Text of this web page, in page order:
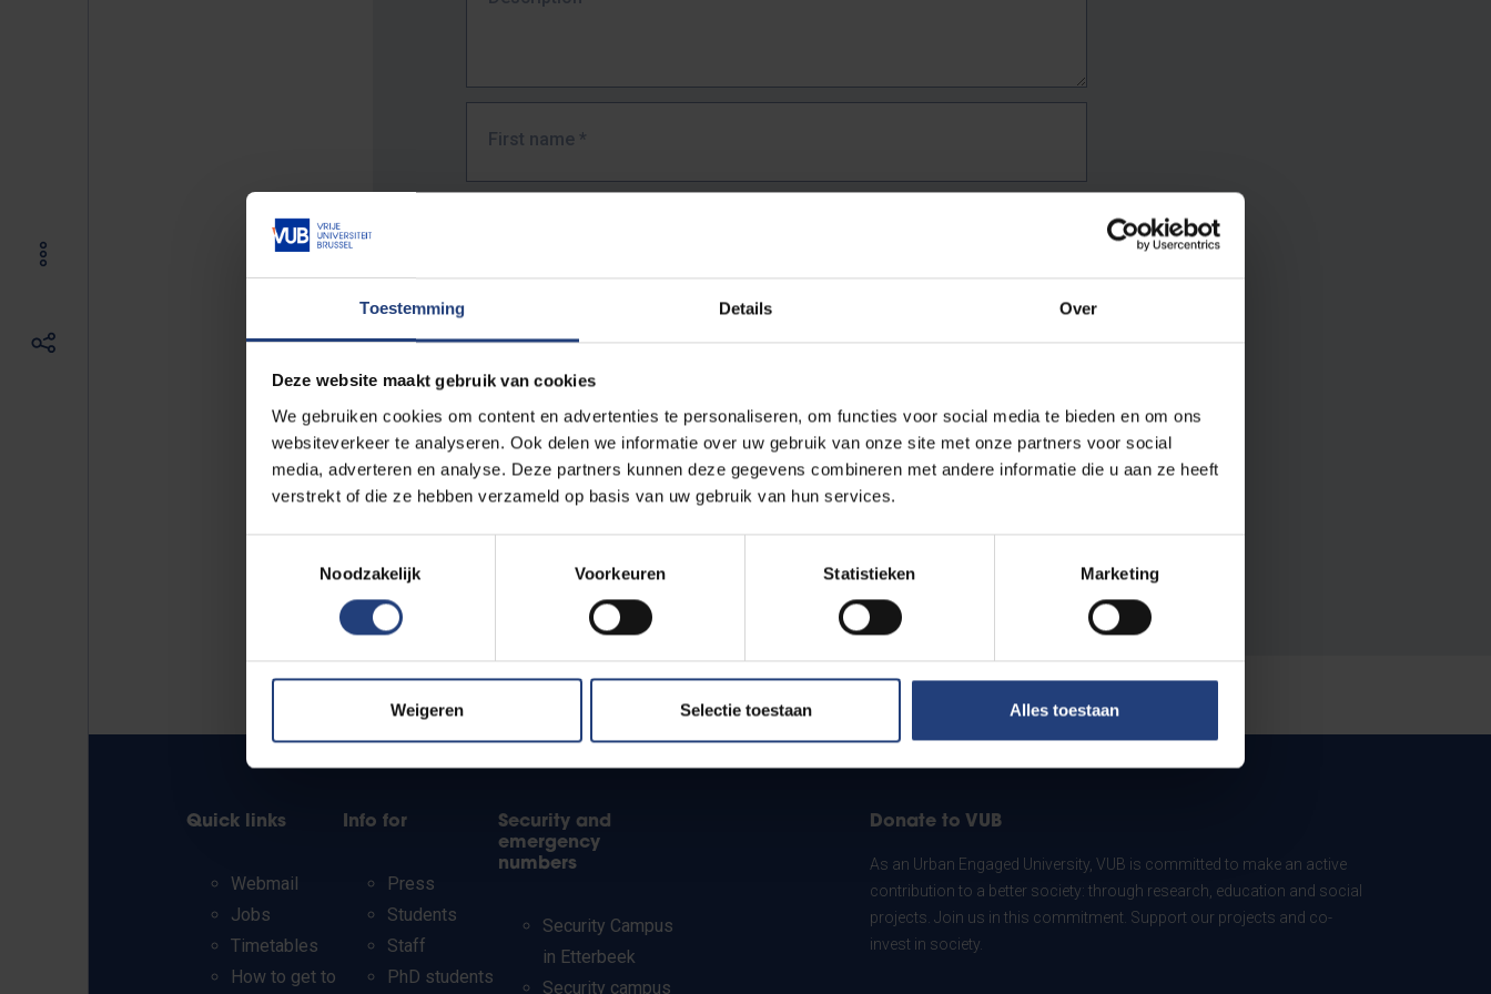
Toestemming Details Over
Deze website maakt gebruik van cookies
We gebruiken cookies om content en advertenties te personaliseren, om functies voor social media te bieden en om ons
websiteverkeer te analyseren. Ook delen we informatie over uw gebruik van onze site met onze partners voor social
media, adverteren en analyse. Deze partners kunnen deze gegevens combineren met andere informatie die u aan ze heeft
verstrekt of die ze hebben verzameld op basis van uw gebruik van hun services.
Noodzakelijk
Voorkeuren Statistieken Marketing
Weigeren Selectie toestaan Alles toestaan
First name *
The full URL of the page where you encountered the error.
E.g. https://www.vub.be/nl/studeren-aan-de-vub/alle-opleidingen
Quick links
Webmail
Jobs
Timetables
How to get to
Info for
Press
Students
Staff
PhD students
Security and
emergency
numbers
Security Campus
in Etterbeek
Security campus
Donate to VUB
As an Urban Engaged University, VUB is committed to make an active
contribution to a better society: through research, education and social
projects. Join us in this commitment. Support our projects and co-
invest in society.